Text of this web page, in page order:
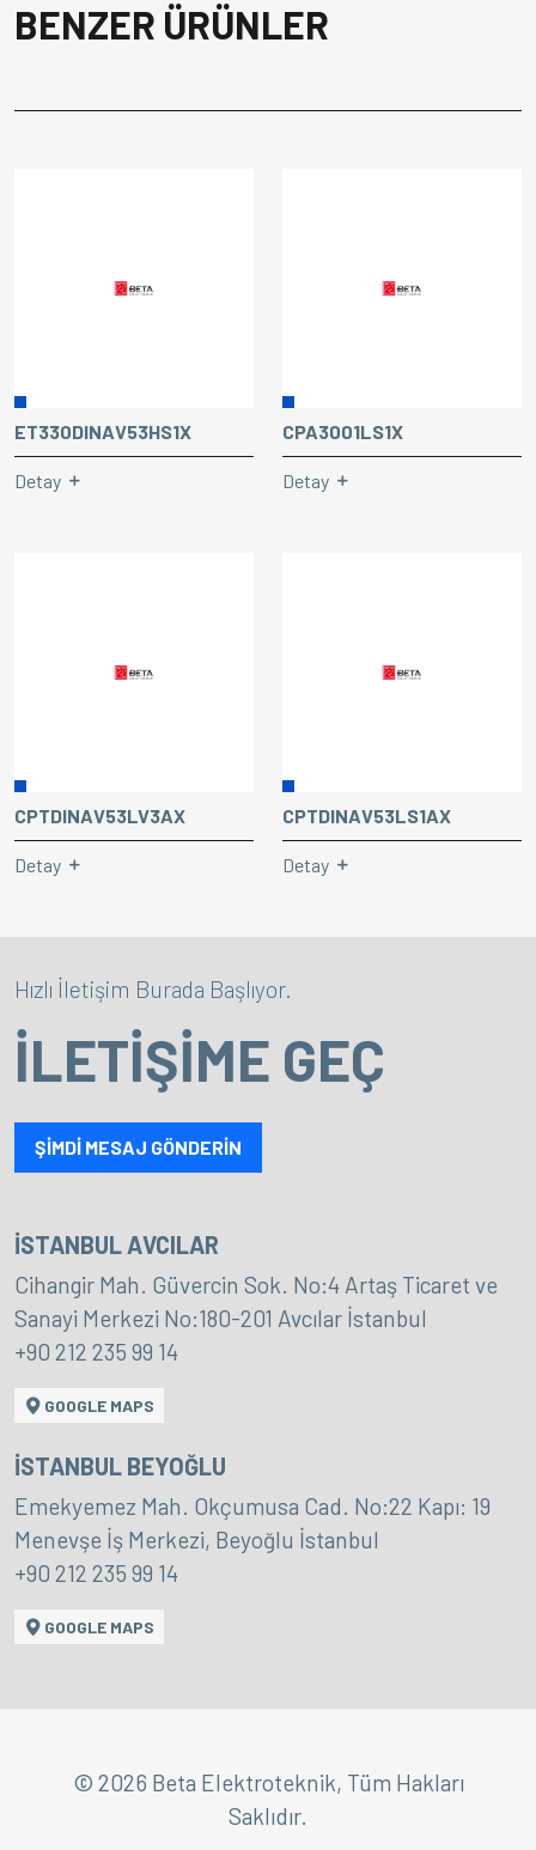
BENZER ÜRÜNLER
ET330DINAV53HS1X
Detay
CPA3001LS1X
Detay
CPTDINAV53LV3AX
Detay
CPTDINAV53LS1AX
Detay
Hızlı İletişim Burada Başlıyor.
İLETİŞİME GEÇ
ŞİMDİ MESAJ GÖNDERİN
İSTANBUL AVCILAR
Cihangir Mah. Güvercin Sok. No:4 Artaş Ticaret ve
Sanayi Merkezi No:180-201 Avcılar İstanbul
+90 212 235 99 14
GOOGLE MAPS
İSTANBUL BEYOĞLU
Emekyemez Mah. Okçumusa Cad. No:22 Kapı: 19
Menevşe İş Merkezi, Beyoğlu İstanbul
+90 212 235 99 14
GOOGLE MAPS
© 2026 Beta Elektroteknik, Tüm Hakları
Saklıdır.